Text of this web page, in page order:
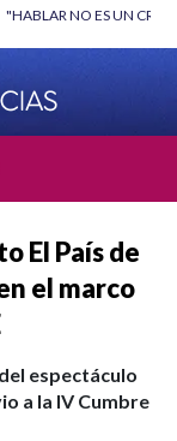
CORAL |
El País de
el marco
espectáculo
a la IV Cumbre